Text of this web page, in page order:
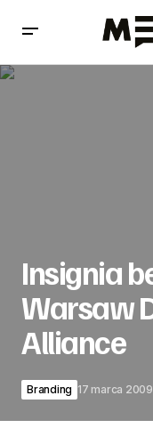
Insignia
Warsaw
Alliance
Branding 17 marca 2009